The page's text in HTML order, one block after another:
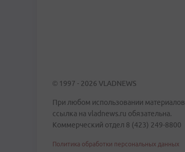
© 1997 - 2026 VLADNEWS
При любом использовании материалов
ссылка на vladnews.ru обязательна.
Коммерческий отдел 8 (423) 249-8800
Политика обработки персональных данных